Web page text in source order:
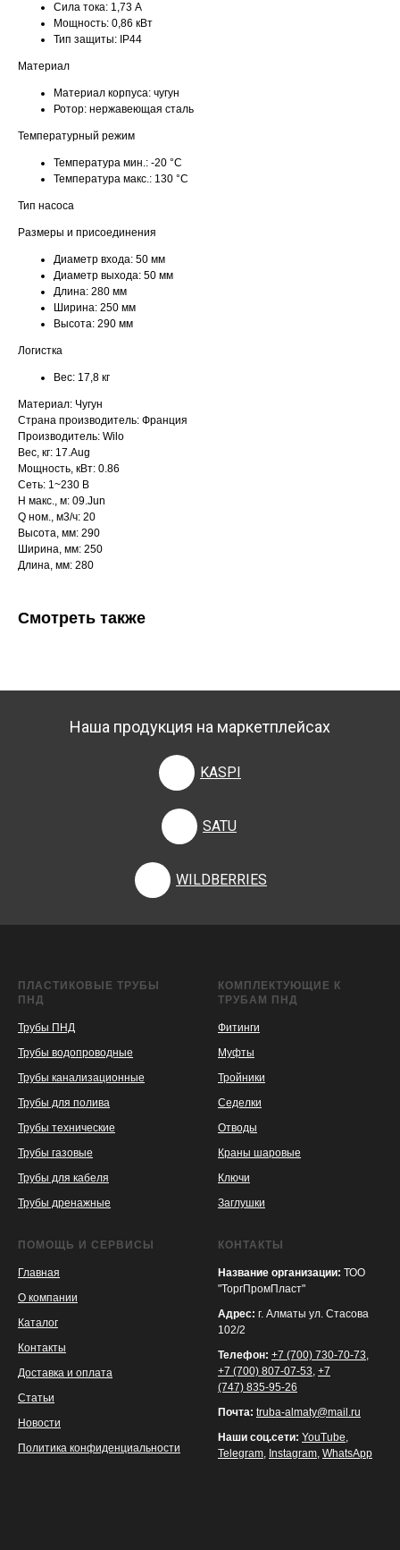
Сила тока: 1,73 А
Мощность: 0,86 кВт
Тип защиты: IP44
Материал
Материал корпуса: чугун
Ротор: нержавеющая сталь
Температурный режим
Температура мин.: -20 °С
Температура макс.: 130 °С
Тип насоса
Размеры и присоединения
Диаметр входа: 50 мм
Диаметр выхода: 50 мм
Длина: 280 мм
Ширина: 250 мм
Высота: 290 мм
Логистка
Вес: 17,8 кг
Материал: Чугун
Страна производитель: Франция
Производитель: Wilo
Вес, кг: 17.Aug
Мощность, кВт: 0.86
Сеть: 1~230 В
H макс., м: 09.Jun
Q ном., м3/ч: 20
Высота, мм: 290
Ширина, мм: 250
Длина, мм: 280
Смотреть также
Наша продукция на маркетплейсах
KASPI
SATU
WILDBERRIES
ПЛАСТИКОВЫЕ ТРУБЫ
ПНД
Трубы ПНД
Трубы водопроводные
Трубы канализационные
Трубы для полива
Трубы технические
Трубы газовые
Трубы для кабеля
Трубы дренажные
КОМПЛЕКТУЮЩИЕ К
ТРУБАМ ПНД
Фитинги
Муфты
Тройники
Седелки
Отводы
Краны шаровые
Ключи
Заглушки
ПОМОЩЬ И СЕРВИСЫ
Главная
О компании
Каталог
Контакты
Доставка и оплата
Статьи
Новости
Политика конфиденциальности
КОНТАКТЫ
Название организации: ТОО
"ТоргПромПласт"
Адрес: г. Алматы ул. Стасова
102/2
Телефон: +7 (700) 730-70-73,
+7 (700) 807-07-53, +7
(747) 835-95-26
Почта: truba-almaty@mail.ru
Наши соц.сети: YouTube,
Telegram, Instagram, WhatsApp